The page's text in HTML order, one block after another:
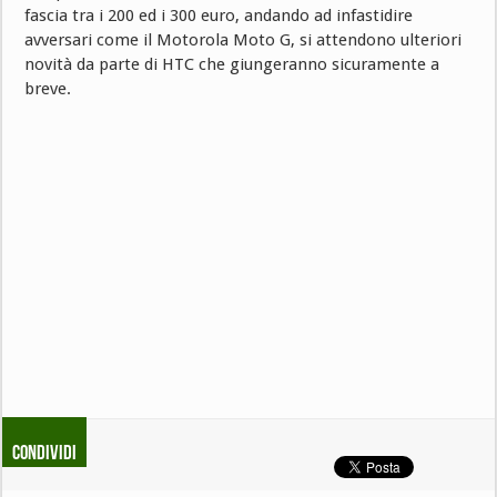
fascia tra i 200 ed i 300 euro, andando ad infastidire
avversari come il Motorola Moto G, si attendono ulteriori
novità da parte di HTC che giungeranno sicuramente a
breve.
Condividi